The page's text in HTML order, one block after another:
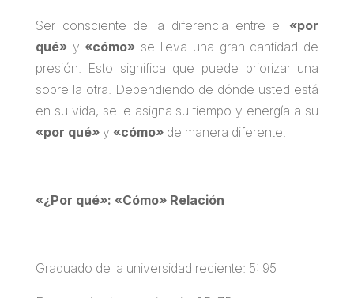
Ser consciente de la diferencia entre el «por
qué»y «cómo» se lleva una gran cantidad de
presión. Esto significa que puede priorizar una
sobre la otra. Dependiendo de dónde usted está
en su vida, se le asigna su tiempo y energía a su
«por qué»y «cómo»de manera diferente.
«¿Por qué»: «Cómo» Relación
Graduado de la universidad reciente: 5: 95